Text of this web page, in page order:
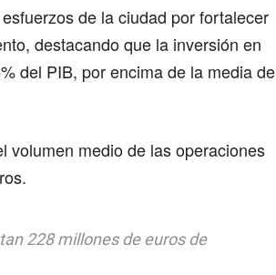
de la ciudad por fortalecer
destacando que la inversión en
del PIB, por encima de la media de
volumen medio de las operaciones
228 millones de euros de